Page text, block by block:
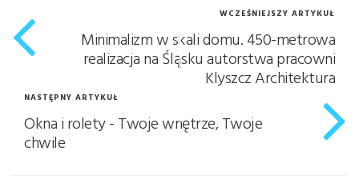
WCZEŚNIEJSZY ARTYKUŁ
Minimalizm w skali domu. 450-metrowa
realizacja na Śląsku autorstwa pracowni
Klyszcz Architektura
NASTĘPNY ARTYKUŁ
Okna i rolety - Twoje wnętrze, Twoje
chwile